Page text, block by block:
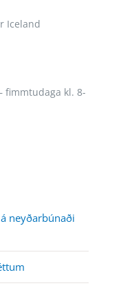
Iceland
fimmtudaga kl. 8-
neyðarbúnaði